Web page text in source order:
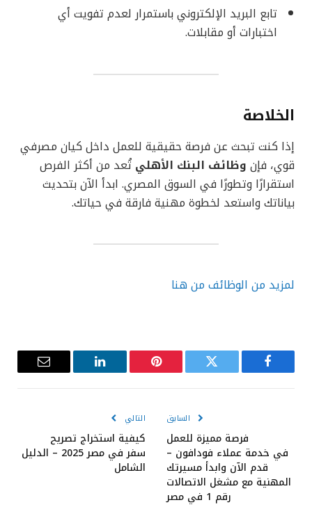
تابع البريد الإلكتروني باستمرار لعدم تفويت أي
اختبارات أو مقابلات.
الخلاصة
إذا كنت تبحث عن فرصة حقيقية للعمل داخل كيان مصرفي
قوي، فإن وظائف البنك الأهلي تُعد من أكثر الفرص
استقرارًا وتطورًا في السوق المصري. ابدأ الآن بتحديث
بياناتك واستعد لخطوة مهنية فارقة في حياتك.
لمزيد من الوظائف من هنا
فيسبوك تويتر بينتيريست لينكدإن
البريد
السابق
فرصة مميزة للعمل
في خدمة عملاء فودافون –
قدم الآن وابدأ مسيرتك
المهنية مع مشغل الاتصالات
رقم 1 في مصر
التالي
كيفية استخراج تصريح
سفر في مصر 2025 – الدليل
الشامل